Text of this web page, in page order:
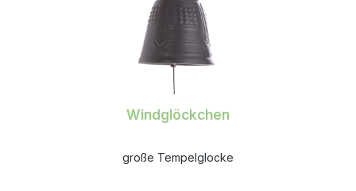
Windglöckchen
große Tempelglocke